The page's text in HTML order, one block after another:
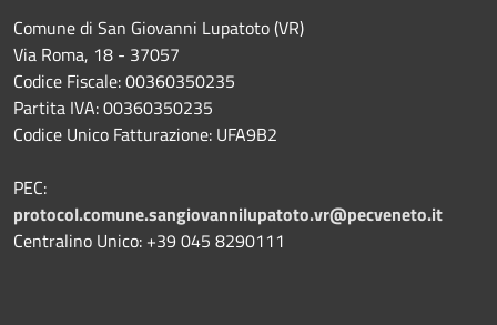
Comune di San Giovanni Lupatoto (VR)
Via Roma, 18 - 37057
Codice Fiscale: 00360350235
Partita IVA: 00360350235
Codice Unico Fatturazione: UFA9B2
PEC:
protocol.comune.sangiovannilupatoto.vr@pecveneto.it
Centralino Unico: +39 045 8290111